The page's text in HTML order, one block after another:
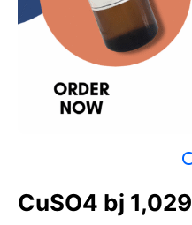
CuSO4 bj 1,029